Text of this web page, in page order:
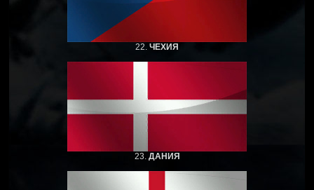
22. ЧЕХИЯ
23. ДАНИЯ